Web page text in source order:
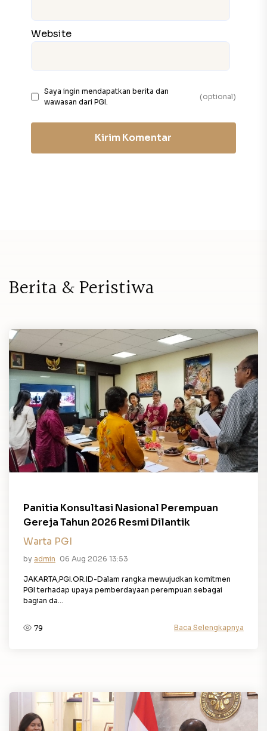
Website
Saya ingin mendapatkan berita dan
wawasan dari PGI.
(optional)
Kirim Komentar
Berita&Peristiwa
Panitia Konsultasi Nasional Perempuan
Gereja Tahun 2026 Resmi Dilantik
Warta PGI
by admin 06 Aug 2026 13:53
JAKARTA,PGI.OR.ID-Dalam rangka mewujudkan komitmen
PGI terhadap upaya pemberdayaan perempuan sebagai
bagian da...
79 Baca Selengkapnya